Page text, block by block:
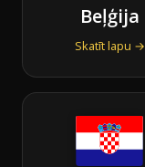
Beļģija
Skatīt lapu →